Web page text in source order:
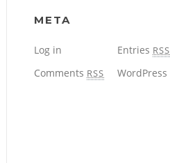
META
Log in Entries RSS
Comments RSS WordPress